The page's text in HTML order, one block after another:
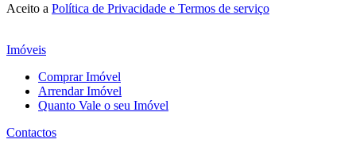
Aceito a Política de Privacidade e Termos de serviço
Imóveis
Comprar Imóvel
Arrendar Imóvel
Quanto Vale o seu Imóvel
Contactos